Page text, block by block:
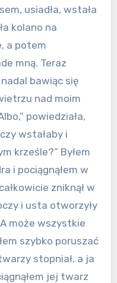
usiadła, wstała
kolano na
a potem
mną. Teraz
bawiąc się
nad moim
powiedziała,
wstałaby i
krześle?” Byłem
i pociągnąłem w
zniknął w
i usta otworzyły
może wszystkie
szybko poruszać
stopniał, a ja
jej twarz